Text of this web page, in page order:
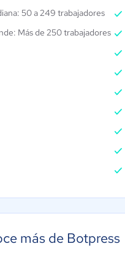
50 a 249 trabajadores
Más de 250 trabajadores
más de Botpress